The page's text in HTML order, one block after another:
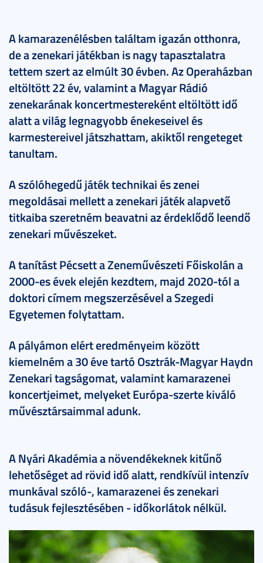
A kamarazenélésben találtam igazán otthonra,
de a zenekari játékban is nagy tapasztalatra
tettem szert az elmúlt 30 évben. Az Operaházban
eltöltött 22 év, valamint a Magyar Rádió
zenekarának koncertmestereként eltöltött idő
alatt a világ legnagyobb énekeseivel és
karmestereivel játszhattam, akiktől rengeteget
tanultam.
A szólóhegedű játék technikai és zenei
megoldásai mellett a zenekari játék alapvető
titkaiba szeretném beavatni az érdeklődő leendő
zenekari művészeket.
A tanítást Pécsett a Zeneművészeti Főiskolán a
2000-es évek elején kezdtem, majd 2020-tól a
doktori címem megszerzésével a Szegedi
Egyetemen folytattam.
A pályámon elért eredményeim között
kiemelném a 30 éve tartó Osztrák-Magyar Haydn
Zenekari tagságomat, valamint kamarazenei
koncertjeimet, melyeket Európa-szerte kiváló
művésztársaimmal adunk.
A Nyári Akadémia a növendékeknek kitűnő
lehetőséget ad rövid idő alatt, rendkívül intenzív
munkával szóló-, kamarazenei és zenekari
tudásuk fejlesztésében - időkorlátok nélkül.